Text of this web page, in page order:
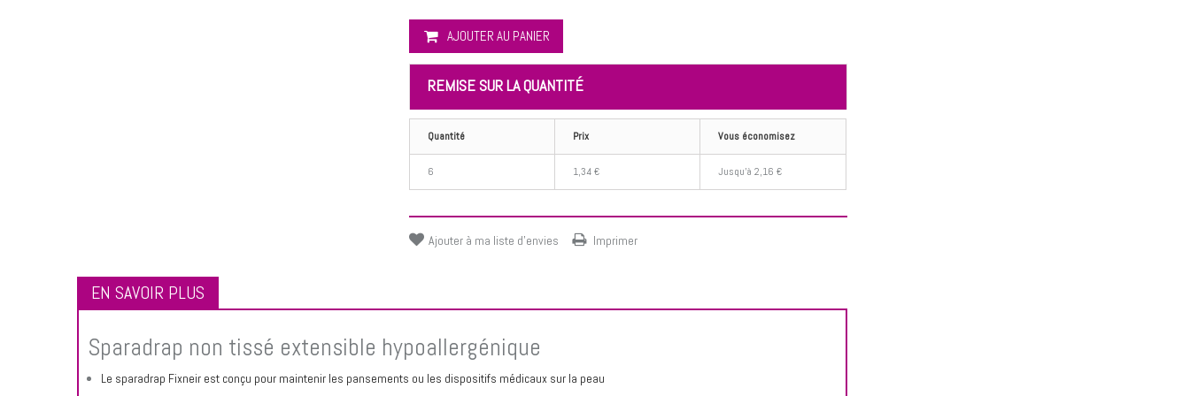
AJOUTER AU PANIER
REMISE SUR LA QUANTITÉ
Quantité Prix Vous économisez
6 1,34 € Jusqu'à 2,16 €
Ajouter à ma liste d'envies Imprimer
EN SAVOIR PLUS
Sparadrap non tissé extensible hypoallergénique
Le sparadrap Fixneir est conçu pour maintenir les pansements ou les dispositifs médicaux sur la peau